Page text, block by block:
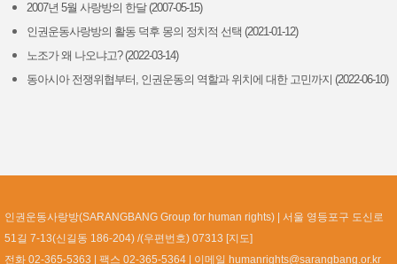
2007년 5월 사랑방의 한달 (2007-05-15)
인권운동사랑방의 활동 덕후 몽의 정치적 선택 (2021-01-12)
노조가 왜 나오냐고? (2022-03-14)
동아시아 전쟁위협부터, 인권운동의 역할과 위치에 대한 고민까지 (2022-06-10)
인권운동사랑방(SARANGBANG Group for human rights)
서울 영등포구 도신로
51길 7-13(신길동 186-204) /(우편번호) 07313 [지도]
전화 02-365-5363
팩스 02-365-5364 이메일 humanrights@sarangbang.or.kr